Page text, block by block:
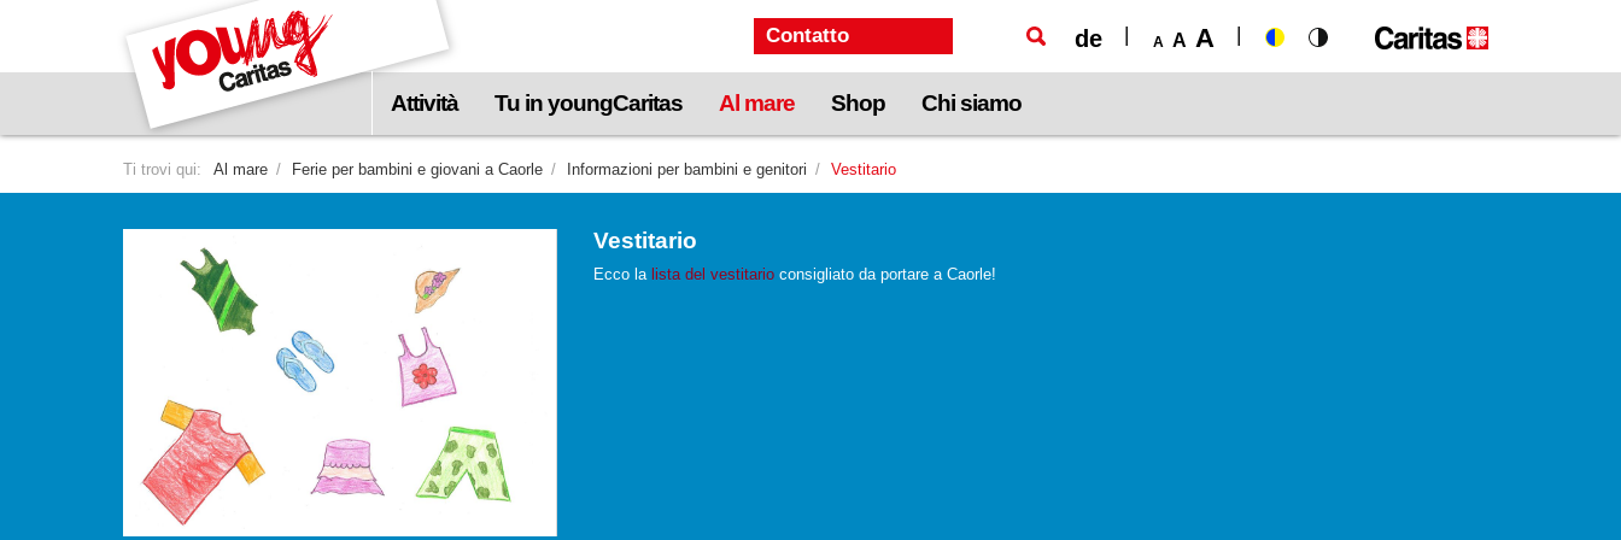
visualizzare
il
Contatto de A A A
Attività Tu in youngCaritas Al mare Shop Chi siamo
Ti trovi qui: Al mare Ferie per bambini e giovani a Caorle Informazioni per bambini e genitori Vestitario
Vestitario
Ecco la lista del vestitario consigliato da portare a Caorle!